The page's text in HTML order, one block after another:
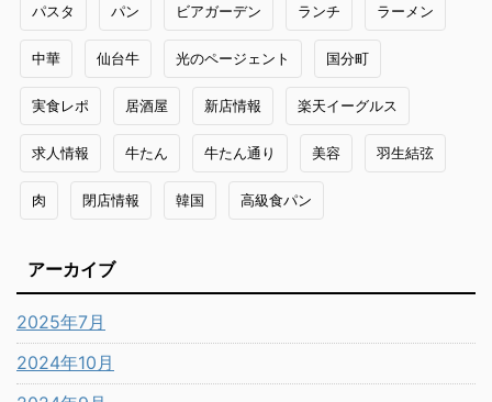
パスタ パン ビアガーデン ランチ ラーメン
中華 仙台牛 光のページェント 国分町
実食レポ 居酒屋 新店情報 楽天イーグルス
求人情報 牛たん 牛たん通り 美容 羽生結弦
肉 閉店情報 韓国 高級食パン
アーカイブ
2025年7月
2024年10月